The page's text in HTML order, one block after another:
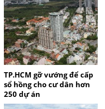
TP.HCM gỡ vướng để cấp
sổ hồng cho cư dân hơn
250 dự án